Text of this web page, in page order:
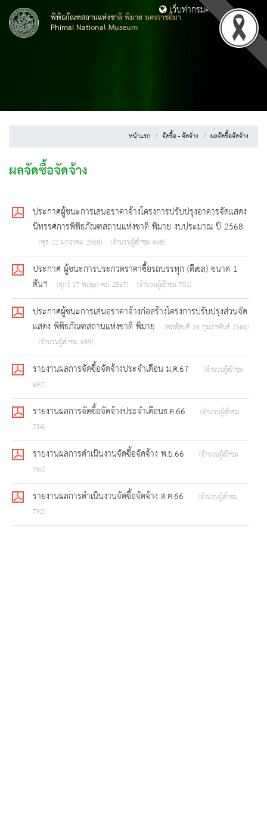
พิพิธภัณฑสถานแห่งชาติ พิมาย นครราชสีมา
Phimai National Museum
เว็บท่ากรมศิลปากร
หน้าแรก จัดซื้อ - จัดจ้าง ผลจัดซื้อจัดจ้าง
ผลจัดซื้อจัดจ้าง
ประกาศผู้ชนะการเสนอราคาจ้างโครงการปรับปรุงอาคารจัดแสดง
นิทรรศการพิพิธภัณฑสถานแห่งชาติ พิมาย งบประมาณ ปี 2568
(พุธ 22 มกราคม 2568) (จำนวนผู้เข้าชม 608)
ประกาศ ผู้ชนะการประกวดราคาซื้อรถบรรทุก (ดีเซล) ขนาด 1
ตันฯ
(ศุกร์ 17 พฤษภาคม 2567) (จำนวนผู้เข้าชม 701)
ประกาศผู้ชนะการเสนอราคาจ้างก่อสร้างโครงการปรับปรุงส่วนจัด
แสดง พิพิธภัณฑสถานแห่งชาติ พิมาย
(พฤหัสบดี 16 กุมภาพันธ์ 2566)
(จำนวนผู้เข้าชม 689)
รายงานผลการจัดซื้อจัดจ้างประจำเดือน ม.ค.67
(จำนวนผู้เข้าชม
697)
รายงานผลการจัดซื้อจัดจ้างประจำเดือนธ.ค.66
(จำนวนผู้เข้าชม
754)
รายงานผลการดำเนินงานจัดซื้อจัดจ้าง พ.ย.66
(จำนวนผู้เข้าชม
760)
รายงานผลการดำเนินงานจัดซื้อจัดจ้าง ต.ค.66
(จำนวนผู้เข้าชม
792)